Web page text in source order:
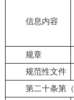
信息内容
规章
规范性文件
第二十条第